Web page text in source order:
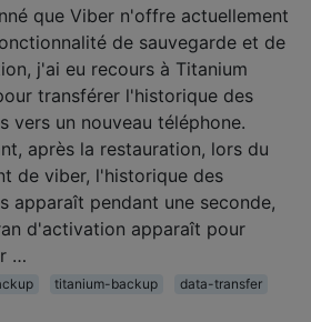
que Viber n'offre actuellement
de sauvegarde et de
j'ai eu recours à Titanium
transférer l'historique des
vers un nouveau téléphone.
après la restauration, lors du
de viber, l'historique des
apparaît pendant une seconde,
d'activation apparaît pour
…
titanium-backup
data-transfer